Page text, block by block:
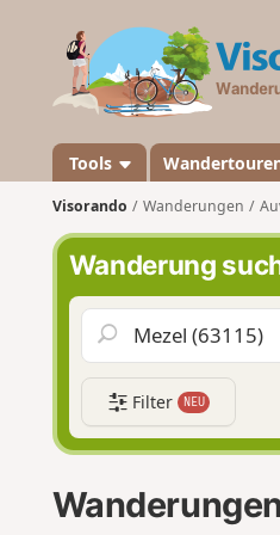
Tools
Visorando Wanderungen
Wanderung
Filter NEU